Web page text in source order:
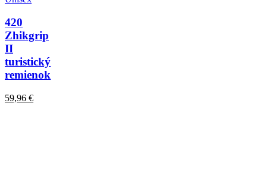
420
Zhikgrip
II
turistický
remienok
59,96 €